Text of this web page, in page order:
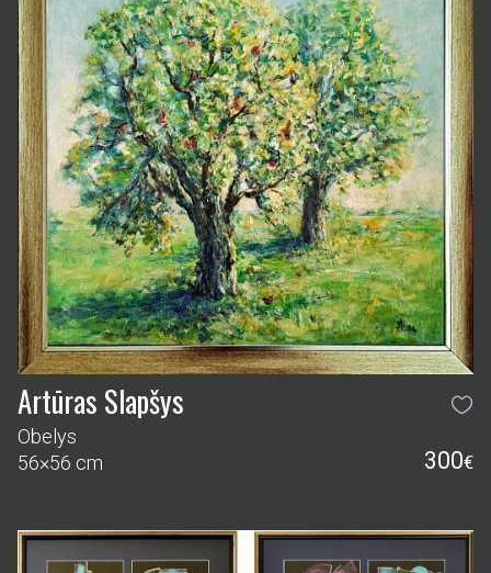
Artūras Slapšys
Obelys
56×56 cm
300€